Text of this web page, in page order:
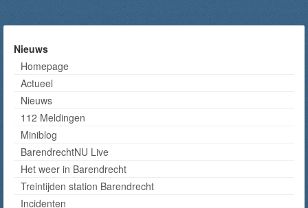
Nieuws
Homepage
Actueel
Nieuws
112 Meldingen
Miniblog
BarendrechtNU Live
Het weer in Barendrecht
Treintijden station Barendrecht
Incidenten